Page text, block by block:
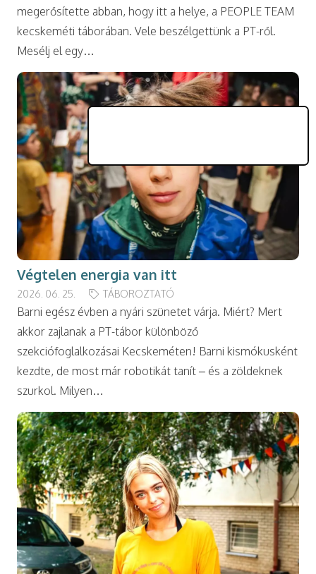
megerősítette abban, hogy itt a helye, a PEOPLE TEAM
kecskeméti táborában. Vele beszélgettünk a PT-ről.
Mesélj el egy…
Végtelen energia van itt
2026. 06. 25. TÁBOROZTATÓ
Barni egész évben a nyári szünetet várja. Miért? Mert
akkor zajlanak a PT-tábor különböző
szekciófoglalkozásai Kecskeméten! Barni kismókusként
kezdte, de most már robotikát tanít – és a zöldeknek
szurkol. Milyen…